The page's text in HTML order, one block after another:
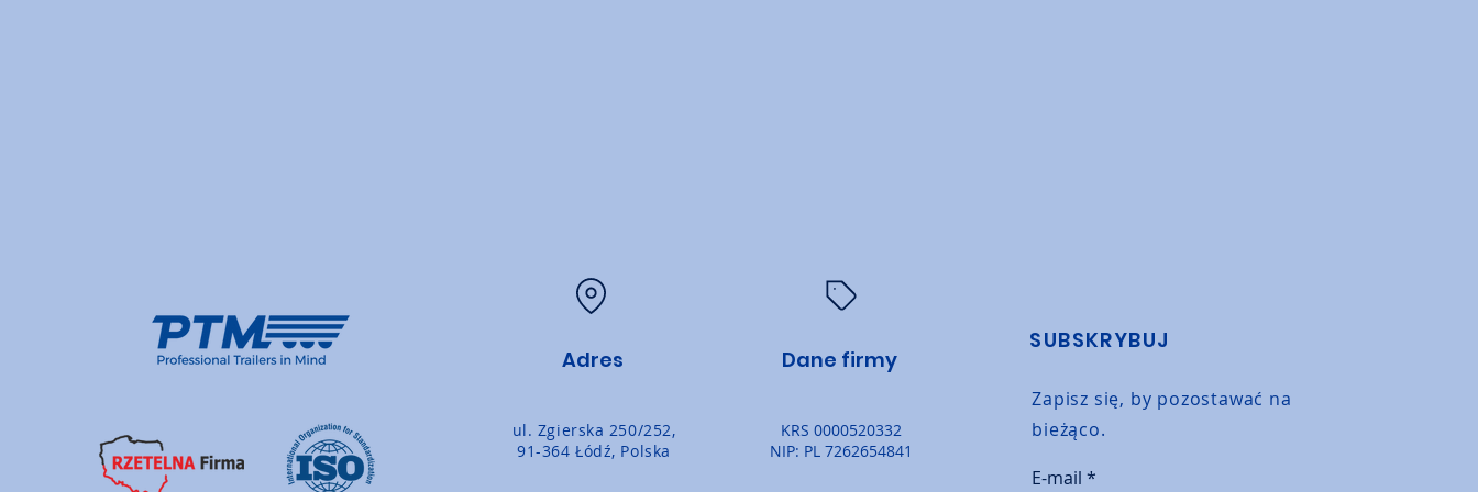
Adres
ul. Zgierska 250/252,
91-364 Łódź, Polska
Dane firmy
KRS 0000520332
NIP: PL 7262654841
SUBSKRYBUJ
Zapisz się, by pozostawać na
bieżąco.
E-mail